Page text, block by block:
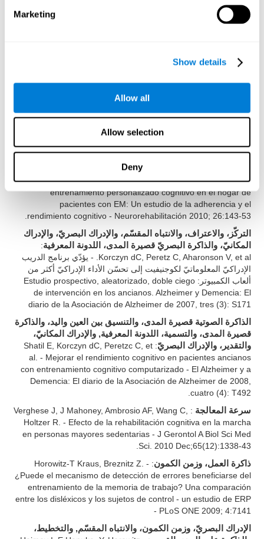
Marketing
Show details
Allow all
Allow selection
Deny
والمراجعة البصريّة، والتسمية
entrenamiento cognitivo y la actividad física combinados
mejoran las capacidades cognitivas más que cada uno por
10.3389/fnagi.2013.00008
Birnboim S, N. Giladi - Basado en un Programa Informático,
Entrenamiento Cognitivo Personalizado versus Juegos de
Ordenador Clásicos: Un Estudio Aleatorizado, Doble Ciego,
2011; 36:91-9.
الذاكرة على المدى القصير، والذاكرة البصريّة، وذاكرة العمل
Shatil E, A Metzer, Horvitz O, Miller R. - Basado en el
entrenamiento personalizado cognitivo en el hogar de
pacientes con EM: Un estudio de la adherencia y el
rendimiento cognitivo - Neurorehabilitación 2010; 26:143-53.
التركّز، والاعتراف، والانتباه المقسّم، والإدراك البصريّ، والإدراك
المكانيّ، والذاكرة البصريّ قصيرة المدى، اللدونة المعرفية:
Korczyn dC, Peretz C, Aharonson V, et al. - يؤدّي برنامج الدريب
الإدراكيّ المعلوماتيّ لكوجنيفيت إلى تحسّن الأداء الإدراكيّ أكثر من
ألعاب الكمبيوتر: Estudio prospectivo, aleatorizado, doble ciego
de intervención en los ancianos. Alzheimer y Demencia: El
diario de la Asociación de Alzheimer de 2007, tres (3): S171
الذاكرة الصوتية قصيرة المدى، والتنسيق بين العين واليد، والذاكرة
قصيرة المدى، والتسمية، اللدونة المعرفية, والإدراك المكانيّ،
والتقدير، والإدراك البصريّ : Shatil E, Korczyn dC, Peretzc C, et
al. - Mejorar el rendimiento cognitivo en pacientes ancianos
con entrenamiento cognitivo computarizado - El Alzheimer y a
Demencia: El diario de la Asociación de Alzheimer de 2008,
cuatro (4): T492.
سرعة المعالجة
: Verghese J, J Mahoney, Ambrosio AF, Wang C,
Holtzer R. - Efecto de la rehabilitación cognitiva en la marcha
en personas mayores sedentarias - J Gerontol A Biol Sci Med
Sci. 2010 Dec;65(12):1338-43.
ذاكرة العمل، وزمن الكمون
: Horowitz-T Kraus, Breznitz Z. -
¿Puede el mecanismo de detección de errores beneficiarse del
entrenamiento de la memoria de trabajo? Una comparación
entre los disléxicos y los sujetos de control - un estudio de ERP
- PLoS ONE 2009; 4:7141
الإدراك البصريّ، وزمن الكمون، والانتباه المقسّم, والتخطيط،